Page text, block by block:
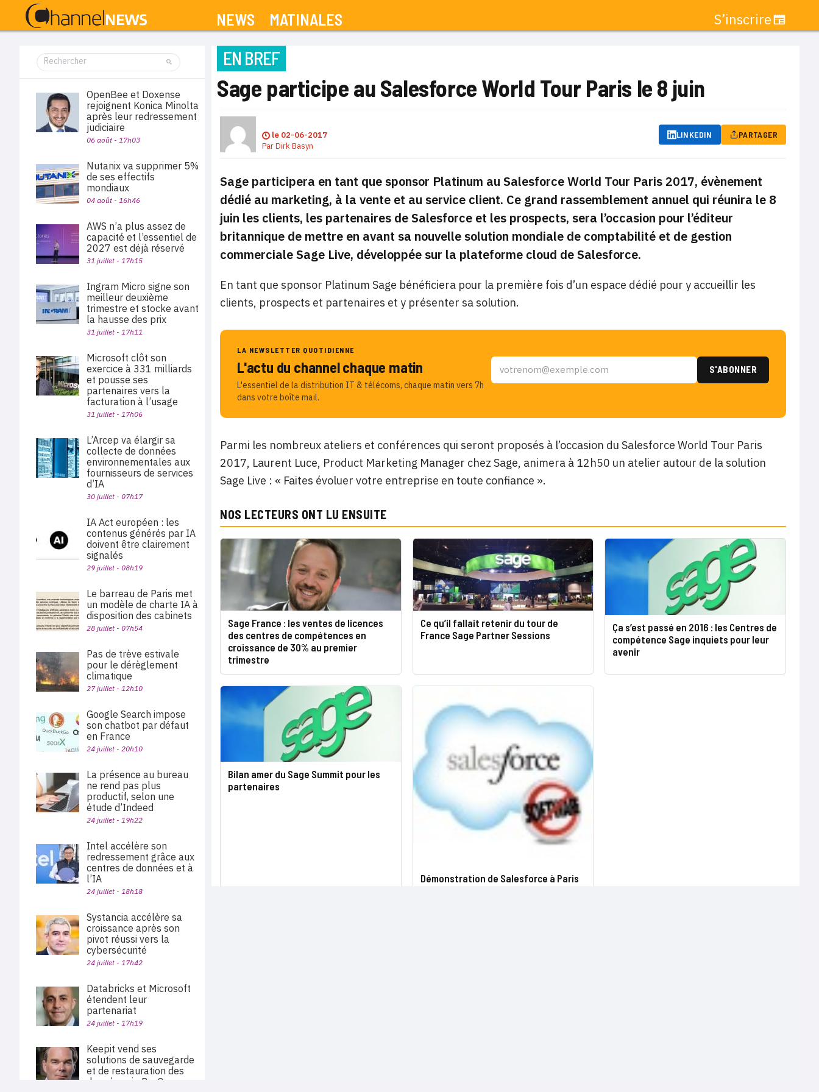
NEWS MATINALES S’inscrire
EN BREF
Sage participe au Salesforce World Tour Paris le 8 juin
le 02-06-2017
ParDirk Basyn
LINKEDIN PARTAGER
Sage participera en tant que sponsor Platinum au Salesforce World Tour Paris 2017, évènement
dédié au marketing, à la vente et au service client. Ce grand rassemblement annuel qui réunira le 8
juin les clients, les partenaires de Salesforce et les prospects, sera l’occasion pour l’éditeur
britannique de mettre en avant sa nouvelle solution mondiale de comptabilité et de gestion
commerciale Sage Live, développée sur la plateforme cloud de Salesforce.
En tant que sponsor Platinum Sage bénéficiera pour la première fois d’un espace dédié pour y accueillir les
clients, prospects et partenaires et y présenter sa solution.
LA NEWSLETTER QUOTIDIENNE
L'actu du channel chaque matin
L'essentiel de la distribution IT & télécoms, chaque matin vers 7h
dans votre boîte mail.
Parmi les nombreux ateliers et conférences qui seront proposés à l’occasion du Salesforce World Tour Paris
2017, Laurent Luce, Product Marketing Manager chez Sage, animera à 12h50 un atelier autour de la solution
Sage Live : « Faites évoluer votre entreprise en toute confiance ».
NOS LECTEURS ONT LU ENSUITE
Sage France : les ventes de licences
des centres de compétences en
croissance de 30% au premier
trimestre
Ce qu’il fallait retenir du tour de
France Sage Partner Sessions
Ça s’est passé en 2016 : les Centres de
compétence Sage inquiets pour leur
avenir
Bilan amer du Sage Summit pour les
partenaires
Démonstration de Salesforce à Paris
OpenBee et Doxense
rejoignent Konica Minolta
après leur redressement
judiciaire
06 août - 17h03
Nutanix va supprimer 5%
de ses effectifs
mondiaux
04 août - 16h46
AWS n’a plus assez de
capacité et l’essentiel de
2027 est déjà réservé
31 juillet - 17h15
Ingram Micro signe son
meilleur deuxième
trimestre et stocke avant
la hausse des prix
31 juillet - 17h11
Microsoft clôt son
exercice à 331 milliards
et pousse ses
partenaires vers la
facturation à l’usage
31 juillet - 17h06
L’Arcep va élargir sa
collecte de données
environnementales aux
fournisseurs de services
d’IA
30 juillet - 07h17
IA Act européen : les
contenus générés par IA
doivent être clairement
signalés
29 juillet - 08h19
Le barreau de Paris met
un modèle de charte IA à
disposition des cabinets
28 juillet - 07h54
Pas de trève estivale
pour le dérèglement
climatique
27 juillet - 12h10
Google Search impose
son chatbot par défaut
en France
24 juillet - 20h10
La présence au bureau
ne rend pas plus
productif, selon une
étude d’Indeed
24 juillet - 19h22
Intel accélère son
redressement grâce aux
centres de données et à
l’IA
24 juillet - 18h18
Systancia accélère sa
croissance après son
pivot réussi vers la
cybersécurité
24 juillet - 17h42
Databricks et Microsoft
étendent leur
partenariat
24 juillet - 17h19
Keepit vend ses
solutions de sauvegarde
et de restauration des
données via Pax8